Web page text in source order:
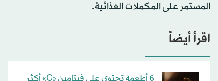
المستمر على المكملات الغذائية.
اقرأ أيضاً
6 أطعمة تحتوي على فيتامين «C» أكثر